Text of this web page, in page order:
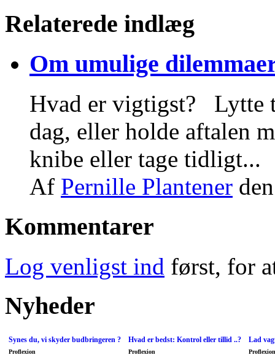
Relaterede indlæg
Om umulige
Hvad er vigtigst? Lytte
dag, eller holde aftalen
knibe eller tage tidligt...
Af Pernille Plantener den
Kommentarer
Log venligst ind først, for
Nyheder
Synes du, vi skyder budbringeren ?
Proflexion
Hvad er bedst: Kontrol eller tillid ..?
Proflexion
Lad
Proflexion